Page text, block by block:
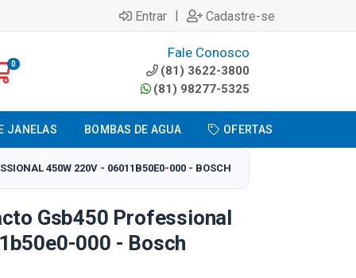
Entrar | Cadastre-se
0
Fale Conosco
(81) 3622-3800
(81) 98277-5325
JANELAS BOMBAS DE AGUA OFERTAS
450W 220V - 06011B50E0-000 - BOSCH
Gsb450 Professional
000 - Bosch